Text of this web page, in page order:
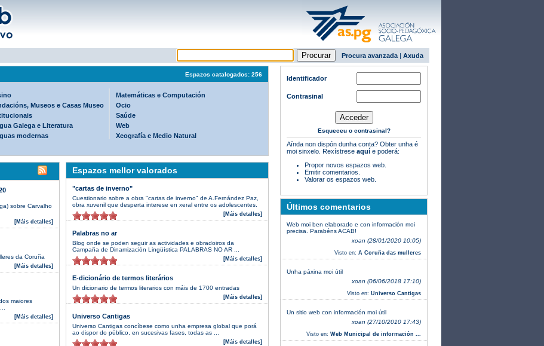
Procura avanzada | Axuda
Espazos catalogados: 256
Museos e Casas Museo
Galega e Literatura
modernas
Matemáticas e Computación
Ocio
Saúde
Web
Xeografía e Medio Natural
sobre Carvalho
[Máis detalles]
da Coruña
[Máis detalles]
maiores
[Máis detalles]
Espazos mellor valorados
"cartas de inverno"
Cuestionario sobre a obra "cartas de inverno" de A.Fernández Paz,
obra xuvenil que desperta interese en xeral entre os adolescentes.
[Máis detalles]
Palabras no ar
Blog onde se poden seguir as actividades e obradoiros da
Campaña de Dinamización Lingüística PALABRAS NO AR ...
[Máis detalles]
E-dicionário de termos literários
Un dicionario de termos literarios con máis de 1700 entradas
[Máis detalles]
Universo Cantigas
Universo Cantigas concíbese como unha empresa global que porá
ao dispor do público, en sucesivas fases, todas as ...
[Máis detalles]
Identificador
Contrasinal
Esqueceu o contrasinal?
Aínda non dispón dunha conta? Obter unha é
moi sinxelo. Rexístreseaquí e poderá:
Propor novos espazos web.
Emitir comentarios.
Valorar os espazos web.
Últimos comentarios
Web moi ben elaborado e con información moi
precisa. Parabéns ACAB!
xoan (28/01/2020 10:05)
Visto en:A Coruña das mulleres
Unha páxina moi útil
xoan (06/06/2018 17:10)
Visto en:Universo Cantigas
Un sitio web con información moi útil
xoan (27/10/2010 17:43)
Visto en:Web Municipal de información ...